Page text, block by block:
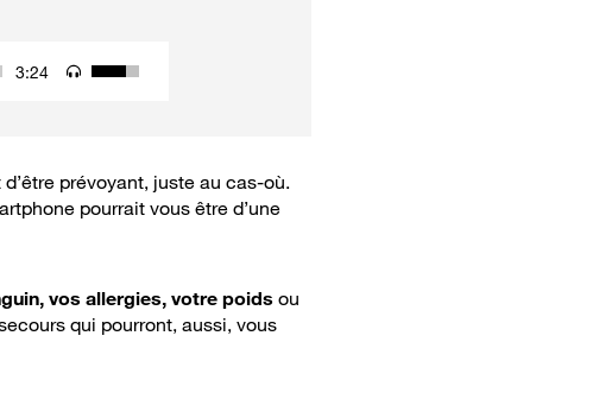
3:24
prévoyant, juste au cas-où.
pourrait vous être d’une
vos allergies, votre poids ou
qui pourront, aussi, vous